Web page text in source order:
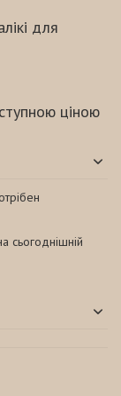
для
ціною
сьогоднішній